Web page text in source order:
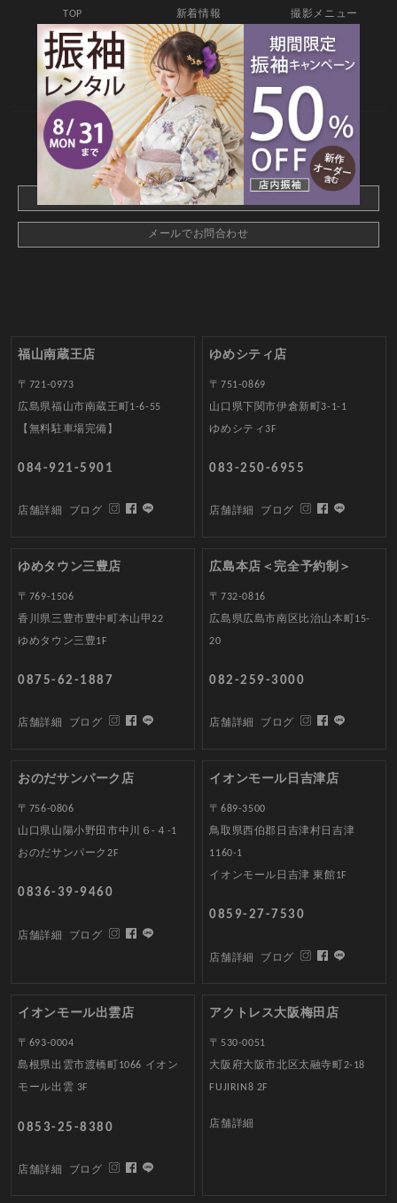
TOP 新着情報
撮影メニュー
料金・商品
キャンペーン
衣装カタログ
店舗情報
よくあるご質問
お問合せ
web撮影予約
CONTACT
webでご予約はこちら
メールでお問合わせ
福山南蔵王店
〒721-0973
広島県福山市南蔵王町1-6-55
【無料駐車場完備】
084-921-5901
店舗詳細 ブログ
ゆめシティ店
〒751-0869
山口県下関市伊倉新町3-1-1
ゆめシティ3F
083-250-6955
店舗詳細 ブログ
ゆめタウン三豊店
〒769-1506
香川県三豊市豊中町本山甲22
ゆめタウン三豊1F
0875-62-1887
店舗詳細 ブログ
広島本店＜完全予約制＞
〒732-0816
広島県広島市南区比治山本町15-
20
082-259-3000
店舗詳細 ブログ
おのだサンパーク店
〒756-0806
山口県山陽小野田市中川６-４-1
おのだサンパーク2F
0836-39-9460
店舗詳細 ブログ
イオンモール日吉津店
〒689-3500
鳥取県西伯郡日吉津村日吉津
1160-1
イオンモール日吉津 東館1F
0859-27-7530
店舗詳細 ブログ
イオンモール出雲店
〒693-0004
島根県出雲市渡橋町1066 イオン
モール出雲 3F
0853-25-8380
店舗詳細 ブログ
アクトレス大阪梅田店
〒530-0051
大阪府大阪市北区太融寺町2-18
FUJIRIN8 2F
店舗詳細